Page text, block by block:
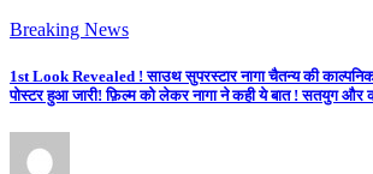
Breaking News
1st Look Revealed ! साउथ सुपरस्टार नागा चैतन्य की
पोस्टर हुआ जारी! फ़िल्म को लेकर नागा ने कही ये बात ! सतयुग और